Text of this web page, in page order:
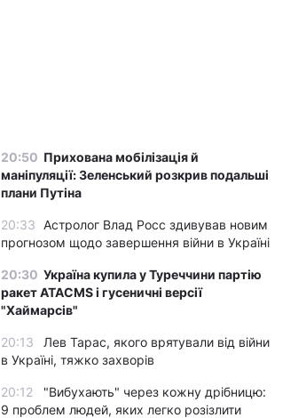
20:50 Прихована мобілізація й
маніпуляції: Зеленський розкрив подальші
плани Путіна
20:33
Астролог Влад Росс здивував новим
прогнозом щодо завершення війни в Україні
20:30 Україна купила у Туреччини партію
ракет ATACMS і гусеничні версії
"Хаймарсів"
20:13
Лев Тарас, якого врятували від війни
в Україні, тяжко захворів
20:12
"Вибухають" через кожну дрібницю:
9 проблем людей, яких легко розізлити